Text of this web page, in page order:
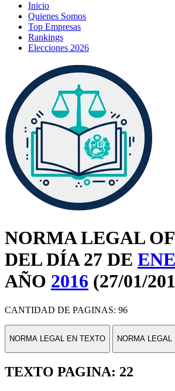
Inicio
Quienes Somos
Top Empresas
Rankings
Elecciones 2026
NORMA LEGAL
DEL DÍA 27 DE
AÑO 2016 (27/01/
CANTIDAD DE PAGINAS: 96
NORMA LEGAL EN TEXTO NORMA LEGAL
TEXTO PAGINA: 22